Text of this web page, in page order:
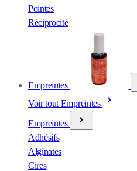
Pointes
Réciprocité
Empreintes
Voir tout Empreintes
Empreintes
Adhésifs
Alginates
Cires